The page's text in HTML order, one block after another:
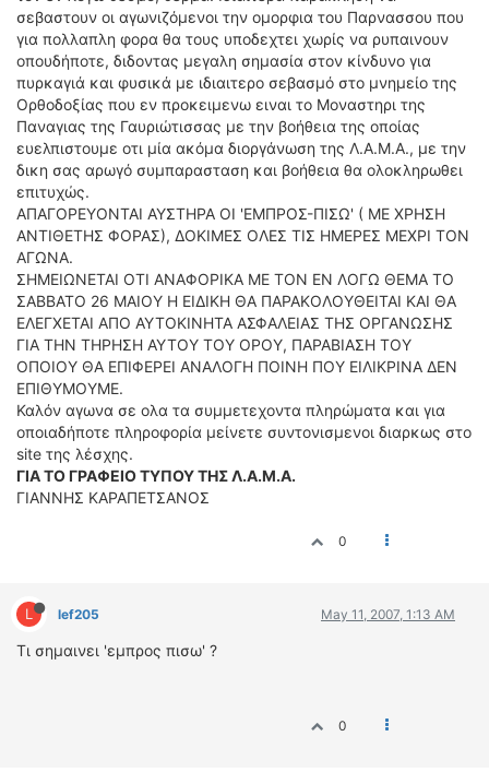
σεβαστουν οι αγωνιζόμενοι την ομορφια του Παρνασσου που
για πολλαπλη φορα θα τους υποδεχτει χωρίς να ρυπαινουν
οπουδήποτε, διδοντας μεγαλη σημασία στον κίνδυνο για
πυρκαγιά και φυσικά με ιδιαιτερο σεβασμό στο μνημείο της
Ορθοδοξίας που εν προκειμενω ειναι το Μοναστηρι της
Παναγιας της Γαυριώτισσας με την βοήθεια της οποίας
ευελπιστουμε οτι μία ακόμα διοργάνωση της Λ.Α.Μ.Α., με την
δικη σας αρωγό συμπαρασταση και βοήθεια θα ολοκληρωθει
επιτυχώς.
ΑΠΑΓΟΡΕΥΟΝΤΑΙ ΑΥΣΤΗΡΑ ΟΙ 'ΕΜΠΡΟΣ-ΠΙΣΩ' ( ΜΕ ΧΡΗΣΗ
ΑΝΤΙΘΕΤΗΣ ΦΟΡΑΣ), ΔΟΚΙΜΕΣ ΟΛΕΣ ΤΙΣ ΗΜΕΡΕΣ ΜΕΧΡΙ ΤΟΝ
ΑΓΩΝΑ.
ΣΗΜΕΙΩΝΕΤΑΙ ΟΤΙ ΑΝΑΦΟΡΙΚΑ ΜΕ ΤΟΝ ΕΝ ΛΟΓΩ ΘΕΜΑ ΤΟ
ΣΑΒΒΑΤΟ 26 ΜΑΙΟΥ Η ΕΙΔΙΚΗ ΘΑ ΠΑΡΑΚΟΛΟΥΘΕΙΤΑΙ ΚΑΙ ΘΑ
ΕΛΕΓΧΕΤΑΙ ΑΠΟ ΑΥΤΟΚΙΝΗΤΑ ΑΣΦΑΛΕΙΑΣ ΤΗΣ ΟΡΓΑΝΩΣΗΣ
ΓΙΑ ΤΗΝ ΤΗΡΗΣΗ ΑΥΤΟΥ ΤΟΥ ΟΡΟΥ, ΠΑΡΑΒΙΑΣΗ ΤΟΥ
ΟΠΟΙΟΥ ΘΑ ΕΠΙΦΕΡΕΙ ΑΝΑΛΟΓΗ ΠΟΙΝΗ ΠΟΥ ΕΙΛΙΚΡΙΝΑ ΔΕΝ
ΕΠΙΘΥΜΟΥΜΕ.
Καλόν αγωνα σε ολα τα συμμετεχοντα πληρώματα και για
οποιαδήποτε πληροφορία μείνετε συντονισμενοι διαρκως στο
site της λέσχης.
ΓΙΑ ΤΟ ΓΡΑΦΕΙΟ ΤΥΠΟΥ ΤΗΣ Λ.Α.Μ.Α.
ΓΙΑΝΝΗΣ ΚΑΡΑΠΕΤΣΑΝΟΣ
0
L lef205 May 11, 2007, 1:13 AM
Τι σημαινει 'εμπρος πισω' ?
0